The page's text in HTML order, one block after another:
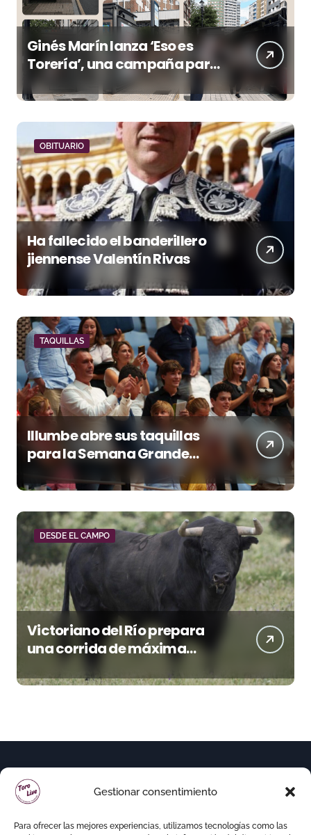
Gestionar consentimiento
Para ofrecer las mejores experiencias, utilizamos tecnologías como las
Ginés Marín lanza ‘Eso es
Torería’, una campaña para
reivindicar los valores del
toreo más allá del ruedo
OBITUARIO
Ha fallecido el banderillero
jiennense Valentín Rivas
TAQUILLAS
Illumbe abre sus taquillas
para la Semana Grande
Donostiarra
DESDE EL CAMPO
Victoriano del Río prepara
una corrida de máxima
seriedad para Ciudad Real
(En Vídeo)